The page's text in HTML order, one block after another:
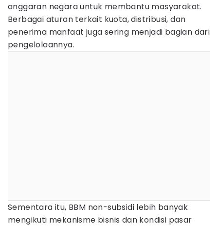
anggaran negara untuk membantu masyarakat.
Berbagai aturan terkait kuota, distribusi, dan
penerima manfaat juga sering menjadi bagian dari
pengelolaannya.
Sementara itu, BBM non-subsidi lebih banyak
mengikuti mekanisme bisnis dan kondisi pasar